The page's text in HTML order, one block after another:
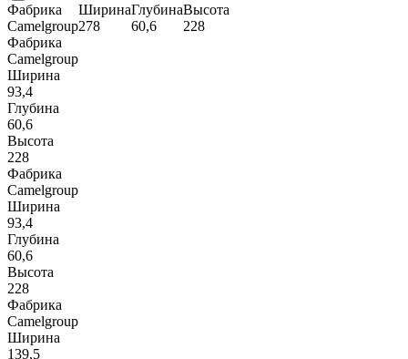
Фабрика
Camelgroup
Ширина
278
Глубина
60,6
Высота
228
Фабрика
Camelgroup
Ширина
93,4
Глубина
60,6
Высота
228
Фабрика
Camelgroup
Ширина
93,4
Глубина
60,6
Высота
228
Фабрика
Camelgroup
Ширина
139,5